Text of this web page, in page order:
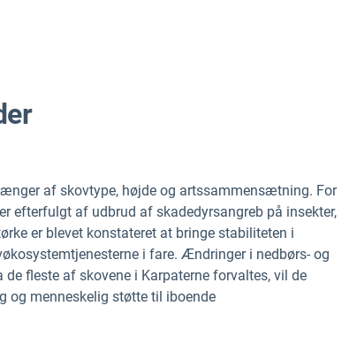
af skovtype, højde og artssammensætning. For
efterfulgt af udbrud af skadedyrsangreb på insekter,
er blevet konstateret at bringe stabiliteten i
i fare. Ændringer i nedbørs- og
fleste af skovene i Karpaterne forvaltes, vil de
menneskelig støtte til iboende